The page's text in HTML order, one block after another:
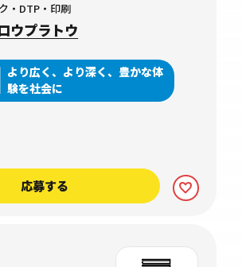
・DTP・印刷
ウプラトウ
より広く、より深く、豊かな体
験を社会に
応募する